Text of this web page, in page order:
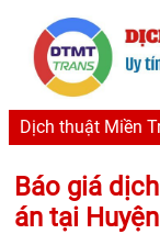
Dịch thuật Miền
Báo giá
án tại